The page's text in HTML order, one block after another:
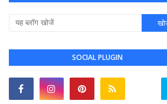
SOCIAL PLUGIN